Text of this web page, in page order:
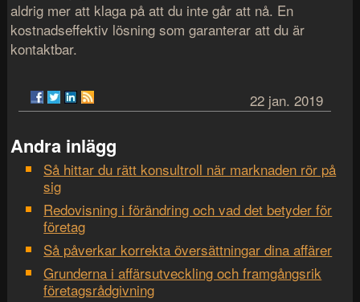
aldrig mer att klaga på att du inte går att nå. En
kostnadseffektiv lösning som garanterar att du är
kontaktbar.
22 jan. 2019
Andra inlägg
Så hittar du rätt konsultroll när marknaden rör på
sig
Redovisning i förändring och vad det betyder för
företag
Så påverkar korrekta översättningar dina affärer
Grunderna i affärsutveckling och framgångsrik
företagsrådgivning